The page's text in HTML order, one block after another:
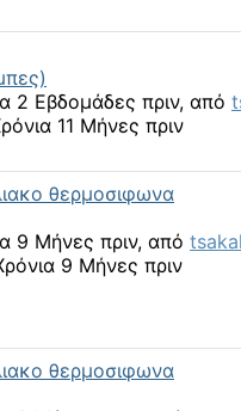
2 Εβδομάδες πριν, από
11 Μήνες πριν
θερμοσιφωνα
9 Μήνες πριν, από
9 Μήνες πριν
θερμοσιφωνα